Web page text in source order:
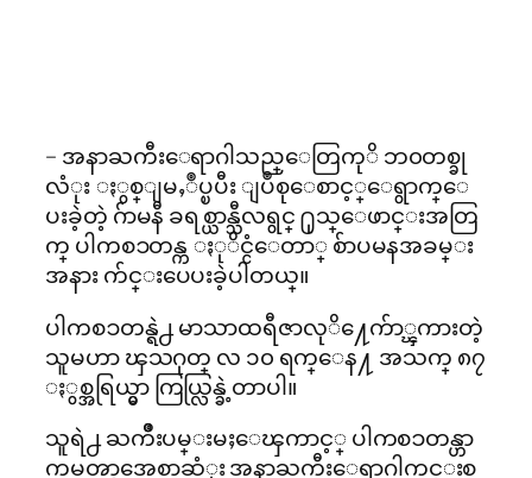
– အနာႀကီးေရာဂါသည္ေတြကုိ ဘ၀တစ္ခု
လံုး ႏွစ္ျမႇဳပ္ၿပီး ျပဳစုေစာင့္ေရွာက္ေ
ပးခဲ့တဲ့ ဂ်ာမနီ ခရစ္ယာန္သီလရွင္ ႐ုသ္ေဖာင္းအတြ
က္ ပါကစၥတန္က ႏုိင္ငံေတာ္ စ်ာပမနအခမ္း
အနား က်င္းပေပးခဲ့ပါတယ္။
ပါကစၥတန္ရဲ႕ မာသာထရီဇာလုိ႔ေက်ာ္ၾကားတဲ့
သူမဟာ ၾသဂုတ္ လ ၁၀ ရက္ေန႔ အသက္ ၈၇
ႏွစ္အရြယ္မွာ ကြယ္လြန္ခဲ့တာပါ။
သူရဲ႕ ႀကိဳးပမ္းမႈေၾကာင့္ ပါကစၥတန္ဟာ
ကမၻာ့အေစာဆံုး အနာႀကီးေရာဂါကင္းစ